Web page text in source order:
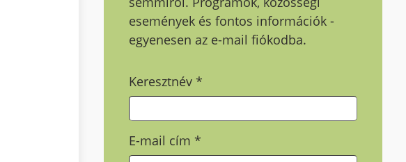
események és fontos információk -
egyenesen az e-mail fiókodba.
Keresztnév*
E-mail cím*